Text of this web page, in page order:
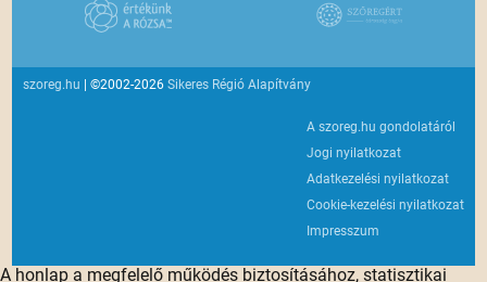
szoreg.hu | ©2002-2026Sikeres Régió Alapítvány
A szoreg.hu gondolatáról
Jogi nyilatkozat
Adatkezelési nyilatkozat
Cookie-kezelési nyilatkozat
Impresszum
A honlap a megfelelő működés biztosításához, statisztikai